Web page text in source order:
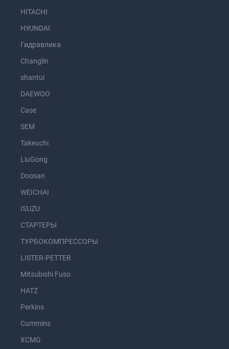
HITACHI
HYUNDAI
Гидравлика
Changlin
shantui
DAEWOO
Case
SEM
Takeuchi
LiuGong
Doosan
WEICHAI
ISUZU
СТАРТЕРЫ
ТУРБОКОМПРЕССОРЫ
LISTER-PETTER
Mitsubishi Fuso
HATZ
Perkins
Cummins
XCMG